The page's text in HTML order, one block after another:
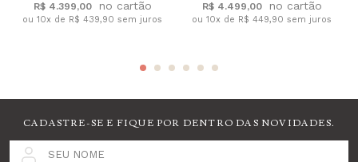
R$ 4.399,00
ou 10x de R$ 439,90 sem juros
R$ 4.499,00
ou 10x de R$ 449,90 sem juros
CADASTRE-SE E FIQUE POR DENTRO DAS NOVIDADES.
SEU NOME